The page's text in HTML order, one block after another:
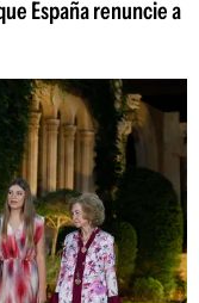
España renuncie a